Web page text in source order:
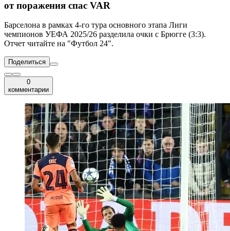
от поражения спас VAR
Барселона в рамках 4-го тура основного этапа Лиги
чемпионов УЕФА 2025/26 разделила очки с Брюгге (3:3).
Отчет читайте на "Футбол 24".
Поделиться
0
комментарии